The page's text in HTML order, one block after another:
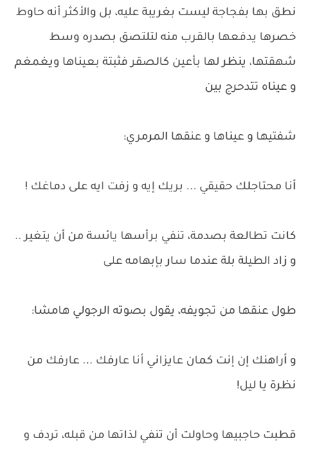
نطق بها بفجاجة ليست بغريبة عليه، بل والأكثر أنه حاوط
خصرها يدفعها بالقرب منه لتلتصق بصدره وسط
شهقتها، ينظر لها بأعين كالصقر فثبتة بعيناها ويغمغم
و عيناه تتدحرج بين
شفتيها و عيناها و عنقها المرمري:
أنا محتاجلك حقيقي ... بريك إيه و زفت ايه على دماغك !
كانت تطالعة بصدمة، تنفي برأسها يائسة من أن يتغير ..
و زاد الطيلة بلة عندما سار بإبهامه على
طول عنقها من تجويفه، يقول بصوته الرجولي هامشا:
و أراهنك إن إنت كمان عايزاني أنا عارفك ... عارفك من
نظرة يا ليل!
قطبت حاجبيها وحاولت أن تنفي لذاتها من قبله، تردف و